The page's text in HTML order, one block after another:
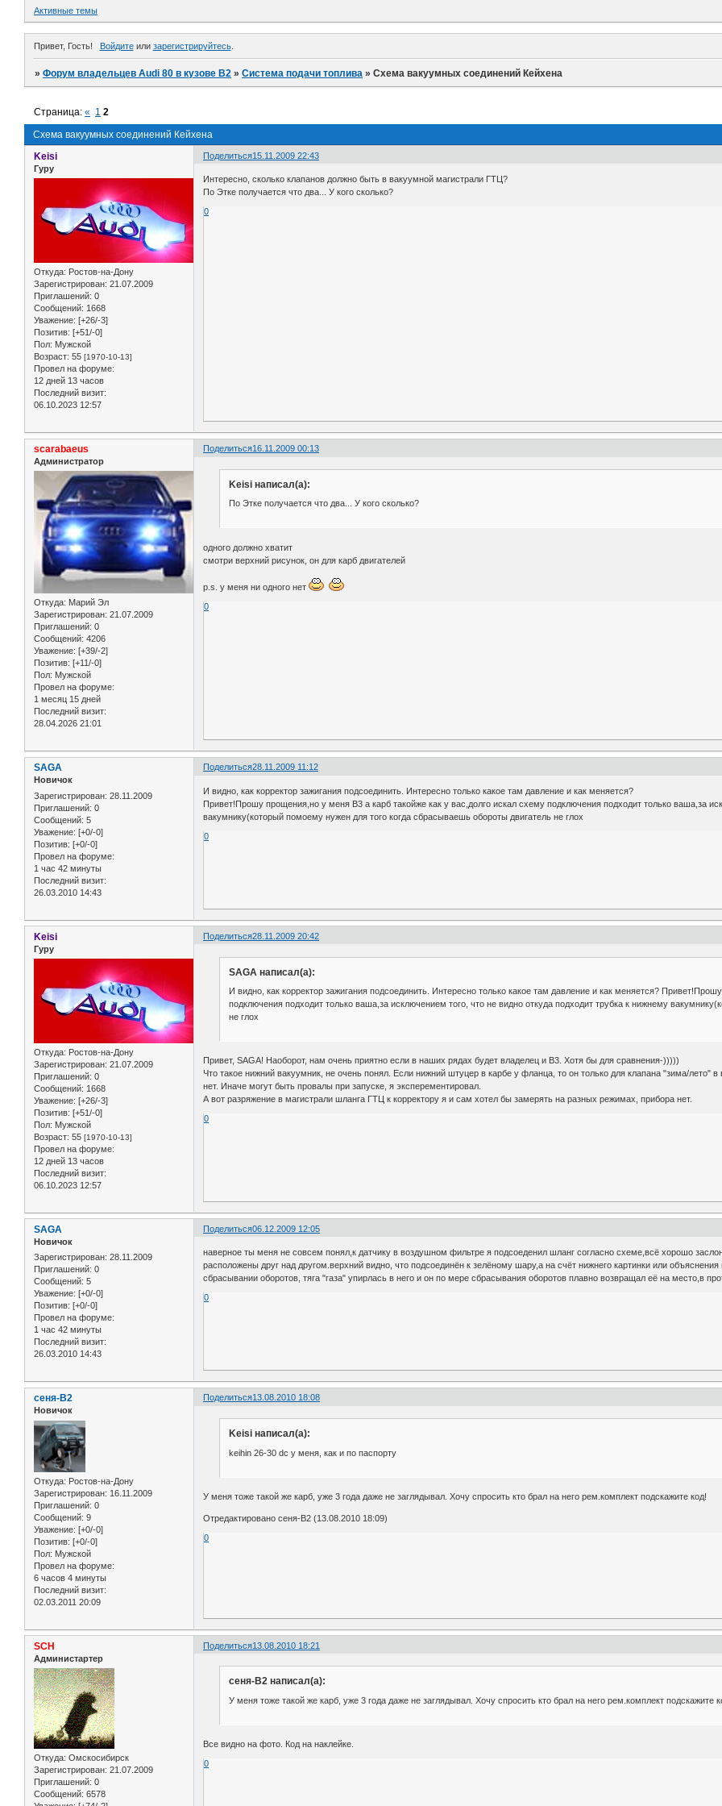
Активные темы
Привет, Гость! Войдитеили зарегистрируйтесь.
»Форум владельцев Audi 80 в кузове В2 »Система подачи топлива »Схема вакуумных соединений Кейхена
Схема вакуумных соединений Кейхена
Страница:« 1 2
Поделиться15.11.2009 22:43
Keisi
Гуру
Откуда: Ростов-на-Дону
Зарегистрирован: 21.07.2009
Приглашений: 0
Сообщений: 1668
Уважение: [+26/-3]
Позитив: [+51/-0]
Пол: Мужской
Возраст: 55 [1970-10-13]
Провел на форуме:
12 дней 13 часов
Последний визит:
06.10.2023 12:57
Интересно, сколько клапанов должно быть в вакуумной магистрали ГТЦ?
По Этке получается что два... У кого сколько?
0
Поделиться16.11.2009 00:13
scarabaeus
Администратор
Откуда: Марий Эл
Зарегистрирован: 21.07.2009
Приглашений: 0
Сообщений: 4206
Уважение: [+39/-2]
Позитив: [+11/-0]
Пол: Мужской
Провел на форуме:
1 месяц 15 дней
Последний визит:
28.04.2026 21:01
Keisi написал(а):
По Этке получается что два... У кого сколько?
одного должно хватит
смотри верхний рисунок, он для карб двигателей
p.s. у меня ни одного нет
0
Поделиться28.11.2009 11:12
SAGA
Новичок
Зарегистрирован: 28.11.2009
Приглашений: 0
Сообщений: 5
Уважение: [+0/-0]
Позитив: [+0/-0]
Провел на форуме:
1 час 42 минуты
Последний визит:
26.03.2010 14:43
И видно, как корректор зажигания подсоединить. Интересно только какое там давление и как меняется?
Привет!Прошу прощения,но у меня B3 а карб такойже как у вас,долго искал схему подключения подходит только ваша,за
вакумнику(который помоему нужен для того когда сбрасываешь обороты двигатель не глох
0
Поделиться28.11.2009 20:42
Keisi
Гуру
Откуда: Ростов-на-Дону
Зарегистрирован: 21.07.2009
Приглашений: 0
Сообщений: 1668
Уважение: [+26/-3]
Позитив: [+51/-0]
Пол: Мужской
Возраст: 55 [1970-10-13]
Провел на форуме:
12 дней 13 часов
Последний визит:
06.10.2023 12:57
SAGA написал(а):
И видно, как корректор зажигания подсоединить. Интересно только какое там давление и как меняется?
подключения подходит только ваша,за исключением того, что не видно откуда подходит трубка к нижнему
не глох
Привет, SAGA! Наоборот, нам очень приятно если в наших рядах будет владелец и В3. Хотя бы для сравнения-)))))
Что такое нижний вакуумник, не очень понял. Если нижний штуцер в карбе у фланца, то он только для клапана "зима/лето"
нет. Иначе могут быть провалы при запуске, я эксперементировал.
А вот разряжение в магистрали шланга ГТЦ к корректору я и сам хотел бы замерять на разных режимах, прибора нет.
0
Поделиться06.12.2009 12:05
SAGA
Новичок
Зарегистрирован: 28.11.2009
Приглашений: 0
Сообщений: 5
Уважение: [+0/-0]
Позитив: [+0/-0]
Провел на форуме:
1 час 42 минуты
Последний визит:
26.03.2010 14:43
наверное ты меня не совсем понял,к датчику в воздушном фильтре я подсоеденил шланг согласно схеме,всё хорошо
расположены друг над другом.верхний видно, что подсоединён к зелёному шару,а на счёт нижнего картинки или
сбрасывании оборотов, тяга "газа" упирлась в него и он по мере сбрасывания оборотов плавно возвращал её на место,в
0
Поделиться13.08.2010 18:08
сеня-В2
Новичок
Откуда: Ростов-на-Дону
Зарегистрирован: 16.11.2009
Приглашений: 0
Сообщений: 9
Уважение: [+0/-0]
Позитив: [+0/-0]
Пол: Мужской
Провел на форуме:
6 часов 4 минуты
Последний визит:
02.03.2011 20:09
Keisi написал(а):
keihin 26-30 dc у меня, как и по паспорту
У меня тоже такой же карб, уже 3 года даже не заглядывал. Хочу спросить кто брал на него рем.комплект подскажите код!
Отредактировано сеня-В2 (13.08.2010 18:09)
0
Поделиться13.08.2010 18:21
SCH
Администартер
Откуда: Омскосибирск
Зарегистрирован: 21.07.2009
Приглашений: 0
Сообщений: 6578
сеня-В2 написал(а):
У меня тоже такой же карб, уже 3 года даже не заглядывал. Хочу спросить кто брал на него рем.комплект подскажите
Все видно на фото. Код на наклейке.
0